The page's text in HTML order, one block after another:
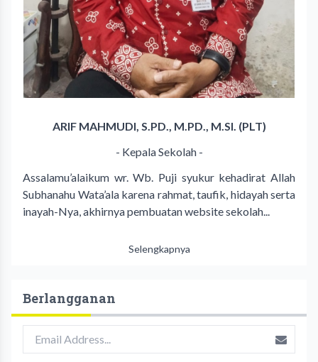
ARIF MAHMUDI, S.PD., M.PD., M.SI. (PLT)
- Kepala Sekolah -
Assalamu’alaikum wr. Wb. Puji syukur kehadirat Allah
Subhanahu Wata’ala karena rahmat, taufik, hidayah serta
inayah-Nya, akhirnya pembuatan website sekolah...
Selengkapnya
Berlangganan